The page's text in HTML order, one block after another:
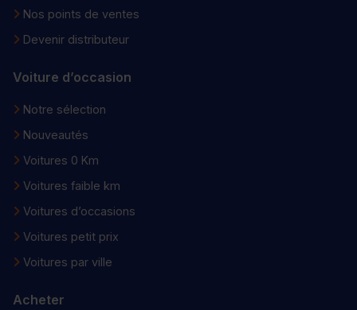
Nos points de ventes
Devenir distributeur
Voiture d’occasion
Notre sélection
Nouveautés
Voitures 0 Km
Voitures faible km
Voitures d’occasions
Voitures petit prix
Voitures par ville
Acheter